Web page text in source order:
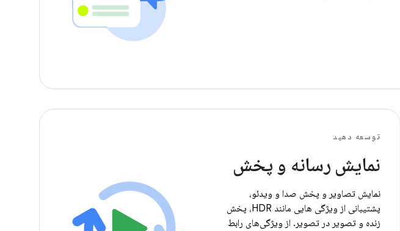
توسعه دهید
نمایش رسانه و پخش
نمایش تصاویر و پخش صدا و ویدئو،
پشتیبانی از ویژگی هایی مانند HDR، پخش
زنده و تصویر در تصویر. از ویژگی‌های رابط